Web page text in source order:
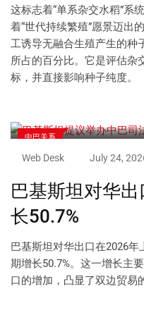
这标志着“单系杂交水稻”系
着“世代持续繁殖”愿景迈出
工诱导无融合生殖产生的种
所占的百分比。它是评估杂
标，并直接影响种子纯度。
中巴关系
Web Desk July 24,
巴基斯坦对华
长50.7%
巴基斯坦对华出口在2026
期增长50.7%。这一增长主
口的增加，凸显了双边贸易